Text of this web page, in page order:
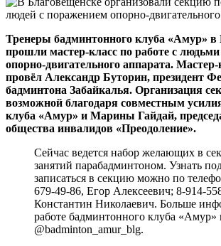
Тренеры бадминтонного клуба «Амур» в
прошли мастер-класс по работе с
опорно-двигательного аппарата.
провёл Александр Буторин, президент
бадминтона Забайкалья. Организация
возможной благодаря совместным
клуба «Амур» и Марины Гайдай,
общества инвалидов «Преодоление».
Сейчас ведется набор желающих в
занятий парабадминтоном. Узнать
записаться в секцию можно по
679-49-86, Егор Алексеевич; 8-914-
Константин Николаевич. Больше
работе бадминтонного клуба «Амур»
@badminton_amur_blg.